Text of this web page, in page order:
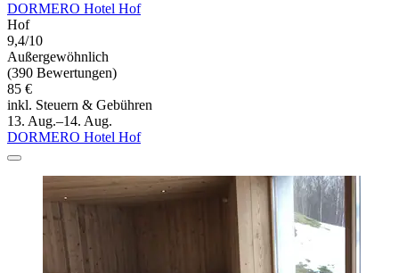
DORMERO Hotel Hof
Hof
9,4/10
Außergewöhnlich
(390 Bewertungen)
85 €
inkl. Steuern & Gebühren
13. Aug.–14. Aug.
DORMERO Hotel Hof